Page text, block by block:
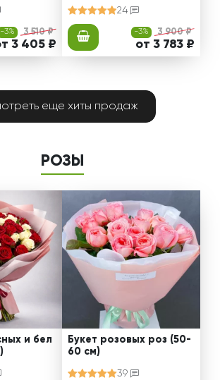
-3% 3 510 ₽
3 405 ₽
24
-3% 3 900 ₽
от 3 783 ₽
еще хиты продаж
РОЗЫ
и бел
Букет розовых роз (50-
60 см)
39